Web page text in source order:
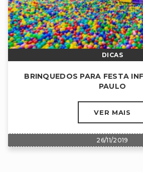
DICAS
BRINQUEDOS PARA FESTA
PAULO
VER MAIS
26/11/2019